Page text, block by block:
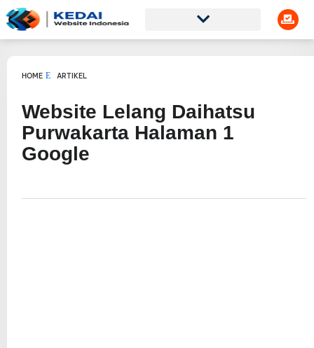
HOME ARTIKEL
Website Lelang Daihatsu
Purwakarta Halaman 1
Google